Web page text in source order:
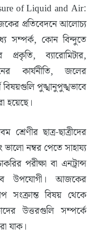
of Liquid and Air:
প্রতিবেদনে আলোচ্য
সম্পর্ক, কোন বিন্দুতে
ব্যারোমিটার,
কার্যনীতি, জলের
বিষয়গুলি পুঙ্খানুপুঙ্খভাবে
হয়েছে।
ছাত্র-ছাত্রীদের
নম্বর পেতে সাহায্য
পরীক্ষা বা এনট্রান্স
উপযোগী। আজকের
সংক্রান্ত বিষয় থেকে
উত্তরগুলি সম্পর্কে
যাক।